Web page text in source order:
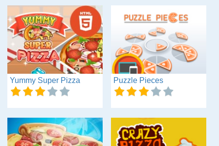
Yummy Super Pizza Puzzle Pieces